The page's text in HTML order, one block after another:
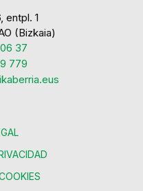
entpl. 1
(Bizkaia)
37
779